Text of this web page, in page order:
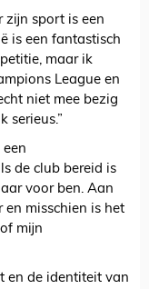
zijn sport is een
is een fantastisch
maar ik
League en
niet mee bezig
serieus.”
de club bereid is
voor ben. Aan
en misschien is het
mijn
en de identiteit van